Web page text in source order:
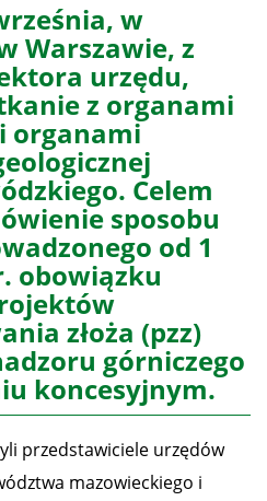
w
Warszawie, z
urzędu,
z organami
organami
Celem
sposobu
od 1
obowiązku
złoża (pzz)
górniczego
koncesyjnym.
przedstawiciele urzędów
mazowieckiego i